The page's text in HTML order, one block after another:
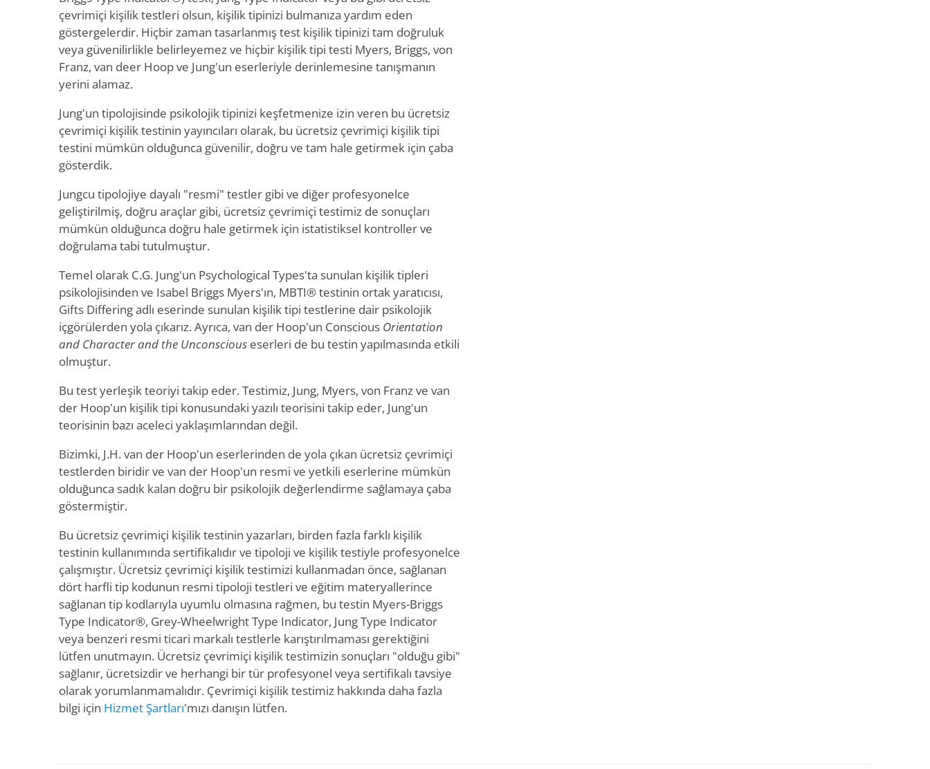
çevrimiçi kişilik testleri olsun, kişilik tipinizi bulmanıza yardım eden
göstergelerdir. Hiçbir zaman tasarlanmış test kişilik tipinizi tam doğruluk
veya güvenilirlikle belirleyemez ve hiçbir kişilik tipi testi Myers, Briggs, von
Franz, van deer Hoop ve Jung'un eserleriyle derinlemesine tanışmanın
yerini alamaz.
Jung'un tipolojisinde psikolojik tipinizi keşfetmenize izin veren bu ücretsiz
çevrimiçi kişilik testinin yayıncıları olarak, bu ücretsiz çevrimiçi kişilik tipi
testini mümkün olduğunca güvenilir, doğru ve tam hale getirmek için çaba
gösterdik.
Jungcu tipolojiye dayalı "resmi" testler gibi ve diğer profesyonelce
geliştirilmiş, doğru araçlar gibi, ücretsiz çevrimiçi testimiz de sonuçları
mümkün olduğunca doğru hale getirmek için istatistiksel kontroller ve
doğrulama tabi tutulmuştur.
Temel olarak C.G. Jung'un Psychological Types'ta sunulan kişilik tipleri
psikolojisinden ve Isabel Briggs Myers'ın, MBTI® testinin ortak yaratıcısı,
Gifts Differing adlı eserinde sunulan kişilik tipi testlerine dair psikolojik
içgörülerden yola çıkarız. Ayrıca, van der Hoop'un Conscious Orientation
and Character and the Unconscious eserleri de bu testin yapılmasında etkili
olmuştur.
Bu test yerleşik teoriyi takip eder. Testimiz, Jung, Myers, von Franz ve van
der Hoop'un kişilik tipi konusundaki yazılı teorisini takip eder, Jung'un
teorisinin bazı aceleci yaklaşımlarından değil.
Bizimki, J.H. van der Hoop'un eserlerinden de yola çıkan ücretsiz çevrimiçi
testlerden biridir ve van der Hoop'un resmi ve yetkili eserlerine mümkün
olduğunca sadık kalan doğru bir psikolojik değerlendirme sağlamaya çaba
göstermiştir.
Bu ücretsiz çevrimiçi kişilik testinin yazarları, birden fazla farklı kişilik
testinin kullanımında sertifikalıdır ve tipoloji ve kişilik testiyle profesyonelce
çalışmıştır. Ücretsiz çevrimiçi kişilik testimizi kullanmadan önce, sağlanan
dört harfli tip kodunun resmi tipoloji testleri ve eğitim materyallerince
sağlanan tip kodlarıyla uyumlu olmasına rağmen, bu testin Myers-Briggs
Type Indicator®, Grey-Wheelwright Type Indicator, Jung Type Indicator
veya benzeri resmi ticari markalı testlerle karıştırılmaması gerektiğini
lütfen unutmayın. Ücretsiz çevrimiçi kişilik testimizin sonuçları "olduğu gibi"
sağlanır, ücretsizdir ve herhangi bir tür profesyonel veya sertifikalı tavsiye
olarak yorumlanmamalıdır. Çevrimiçi kişilik testimiz hakkında daha fazla
bilgi için Hizmet Şartları'mızı danışın lütfen.